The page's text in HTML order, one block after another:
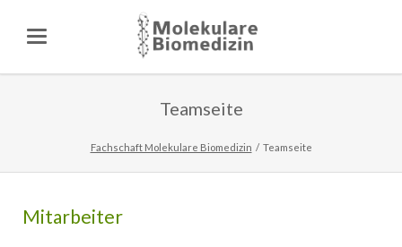
Teamseite
Fachschaft Molekulare Biomedizin Teamseite
Mitarbeiter